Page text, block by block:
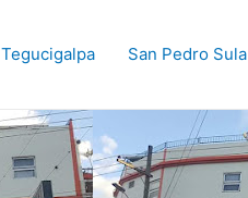
Tegucigalpa San Pedro Sula